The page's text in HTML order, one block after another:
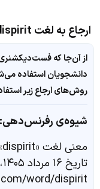
ارجاع به لغت dispirit
از آن‌جا که
دانشجویان استفاده
روش‌های ارجاع زیر
شیوه‌ی رفرنس‌دهی:
معنی لغت «dispirit» در
word/dispirit